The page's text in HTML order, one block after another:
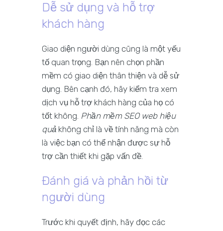
Dễ sử dụng và hỗ trợ
khách hàng
Giao diện người dùng cũng là một yếu
tố quan trọng. Bạn nên chọn phần
mềm có giao diện thân thiện và dễ sử
dụng. Bên cạnh đó, hãy kiểm tra xem
dịch vụ hỗ trợ khách hàng của họ có
tốt không. Phần mềm SEO web hiệu
quả không chỉ là về tính năng mà còn
là việc bạn có thể nhận được sự hỗ
trợ cần thiết khi gặp vấn đề.
Đánh giá và phản hồi từ
người dùng
Trước khi quyết định, hãy đọc các